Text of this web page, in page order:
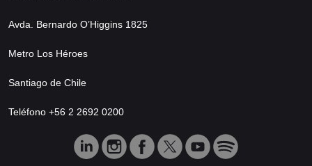
Avda. Bernardo O’Higgins 1825
Metro Los Héroes
Santiago de Chile
Teléfono +56 2 2692 0200